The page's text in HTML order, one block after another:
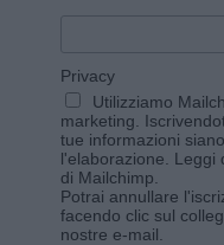
Privacy
Utilizziamo
marketing.
tue informazioni
l'elaborazione. Leggi
di Mailchimp
Potrai annullare
facendo clic sul
nostre e-mail.